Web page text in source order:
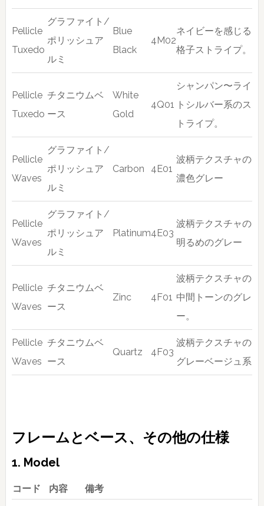
Pellicle
Tuxedo
グラファイト/
ポリッシュア
ルミ
Blue
Black
4M02
ネイビーを感じる
格子ストライプ。
Pellicle
Tuxedo
チタニウムベ
ース
White
Gold
4Q01
シャンパン〜ライ
トシルバー系のス
トライプ。
Pellicle
Waves
グラファイト/
ポリッシュア
ルミ
Carbon 4E01
波柄テクスチャの
濃色グレー
Pellicle
Waves
グラファイト/
ポリッシュア
ルミ
Platinum4E03
波柄テクスチャの
明るめのグレー
Pellicle
Waves
チタニウムベ
ース
Zinc 4F01
波柄テクスチャの
中間トーンのグレ
ー。
Pellicle
Waves
チタニウムベ
ース
Quartz 4F03
波柄テクスチャの
グレーベージュ系
フレームとベース、その他の仕様
1. Model
コード 内容 備考